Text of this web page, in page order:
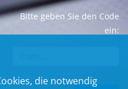
Bitte geben Sie den Code
ein:
die notwendig